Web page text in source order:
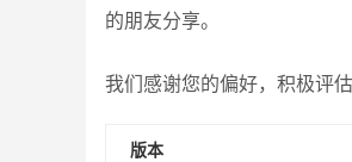
的朋友分享。
我们感谢您的偏好，积极评
版本